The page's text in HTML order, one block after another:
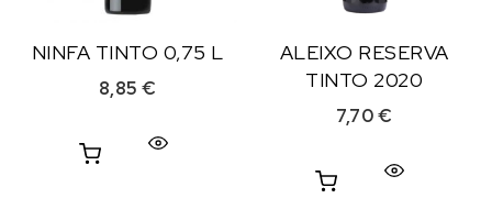
NINFA TINTO 0,75 L
8,85€
ALEIXO RESERVA
TINTO 2020
7,70€